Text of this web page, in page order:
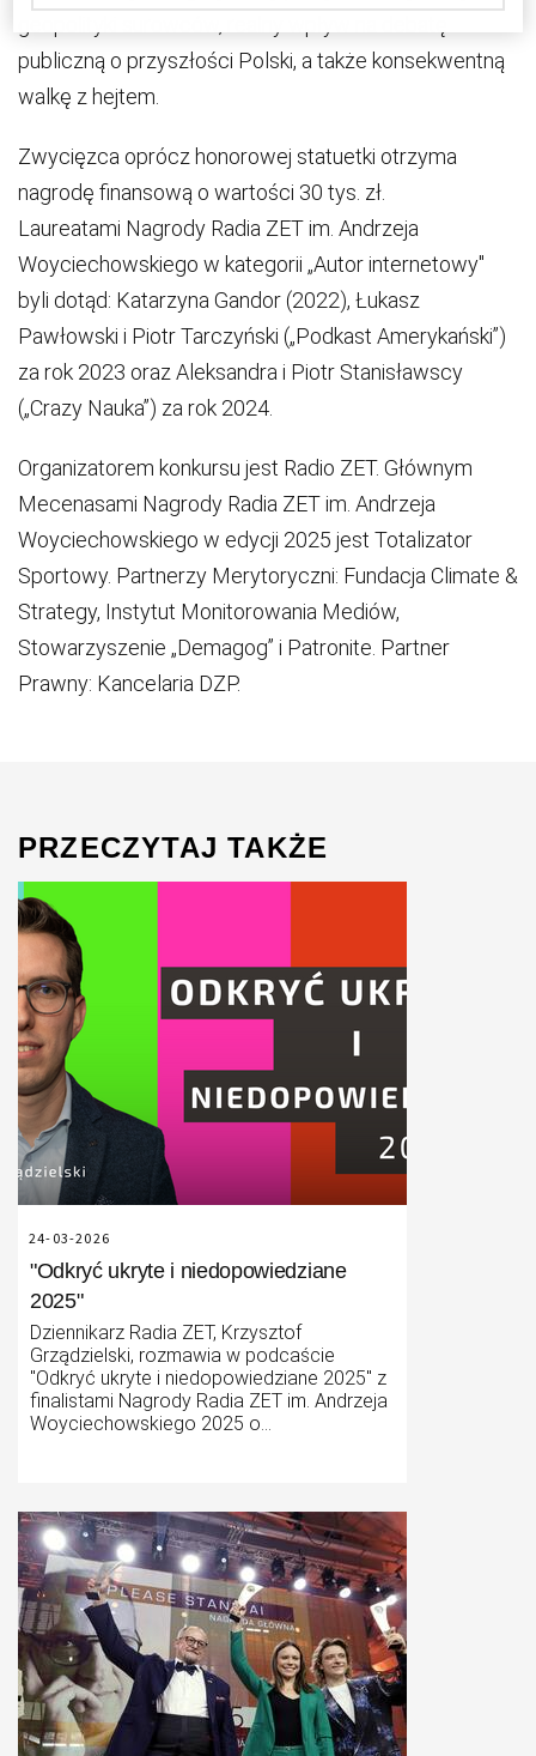
publiczną o przyszłości Polski, a także konsekwentną
walkę z hejtem.
Zwycięzca oprócz honorowej statuetki otrzyma
nagrodę finansową o wartości 30 tys. zł.
Laureatami Nagrody Radia ZET im. Andrzeja
Woyciechowskiego w kategorii „Autor internetowy"
byli dotąd: Katarzyna Gandor (2022), Łukasz
Pawłowski i Piotr Tarczyński („Podkast Amerykański”)
za rok 2023 oraz Aleksandra i Piotr Stanisławscy
(„Crazy Nauka”) za rok 2024.
Organizatorem konkursu jest Radio ZET. Głównym
Mecenasami Nagrody Radia ZET im. Andrzeja
Woyciechowskiego w edycji 2025 jest Totalizator
Sportowy. Partnerzy Merytoryczni: Fundacja Climate &
Strategy, Instytut Monitorowania Mediów,
Stowarzyszenie „Demagog” i Patronite. Partner
Prawny: Kancelaria DZP.
PRZECZYTAJ TAKŻE
24-03-2026
"Odkryć ukryte i niedopowiedziane
2025"
Dziennikarz Radia ZET, Krzysztof
Grządzielski, rozmawia w podcaście
"Odkryć ukryte i niedopowiedziane 2025" z
finalistami Nagrody Radia ZET im. Andrzeja
Woyciechowskiego 2025 o
roli, jaką w tym zakresie pełnią media.